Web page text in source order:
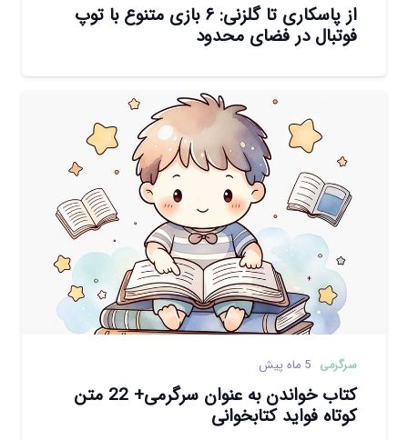
از پاسکاری تا گلزنی: ۶ بازی متنوع با توپ
فوتبال در فضای محدود
سرگرمی 5 ماه پیش
کتاب خواندن به عنوان سرگرمی+ 22 متن
کوتاه فواید کتابخوانی